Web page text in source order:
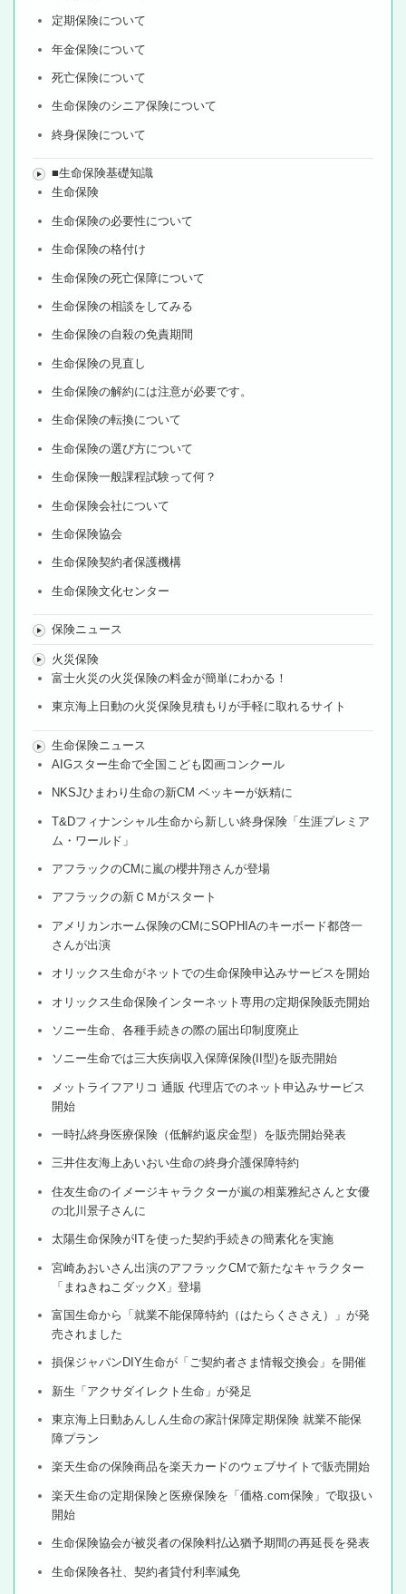
定期保険について
年金保険について
死亡保険について
生命保険のシニア保険について
終身保険について
■生命保険基礎知識
生命保険
生命保険の必要性について
生命保険の格付け
生命保険の死亡保障について
生命保険の相談をしてみる
生命保険の自殺の免責期間
生命保険の見直し
生命保険の解約には注意が必要です。
生命保険の転換について
生命保険の選び方について
生命保険一般課程試験って何？
生命保険会社について
生命保険協会
生命保険契約者保護機構
生命保険文化センター
保険ニュース
火災保険
富士火災の火災保険の料金が簡単にわかる！
東京海上日動の火災保険見積もりが手軽に取れるサイト
生命保険ニュース
AIGスター生命で全国こども図画コンクール
NKSJひまわり生命の新CM ベッキーが妖精に
T&Dフィナンシャル生命から新しい終身保険「生涯プレミア
ム・ワールド」
アフラックのCMに嵐の櫻井翔さんが登場
アフラックの新ＣＭがスタート
アメリカンホーム保険のCMにSOPHIAのキーボード都啓一
さんが出演
オリックス生命がネットでの生命保険申込みサービスを開始
オリックス生命保険インターネット専用の定期保険販売開始
ソニー生命、各種手続きの際の届出印制度廃止
ソニー生命では三大疾病収入保障保険(II型)を販売開始
メットライフアリコ 通販 代理店でのネット申込みサービス
開始
一時払終身医療保険（低解約返戻金型）を販売開始発表
三井住友海上あいおい生命の終身介護保障特約
住友生命のイメージキャラクターが嵐の相葉雅紀さんと女優
の北川景子さんに
太陽生命保険がITを使った契約手続きの簡素化を実施
宮崎あおいさん出演のアフラックCMで新たなキャラクター
「まねきねこダックX」登場
富国生命から「就業不能保障特約（はたらくささえ）」が発
売されました
損保ジャパンDIY生命が「ご契約者さま情報交換会」を開催
新生「アクサダイレクト生命」が発足
東京海上日動あんしん生命の家計保障定期保険 就業不能保
障プラン
楽天生命の保険商品を楽天カードのウェブサイトで販売開始
楽天生命の定期保険と医療保険を「価格.com保険」で取扱い
開始
生命保険協会が被災者の保険料払込猶予期間の再延長を発表
生命保険各社、契約者貸付利率減免